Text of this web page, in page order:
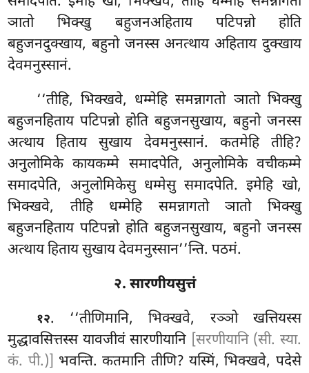
ञातो भिक्खु बहुजनअहिताय पटिपन्नो होति
बहुजनदुक्खाय, बहुनो जनस्सअनत्थाय अहिताय दुक्खाय
देवमनुस्सानं.
‘‘तीहि, भिक्खवे, धम्मेहि समन्नागतो ञातो भिक्खु
बहुजनहिताय पटिपन्नो होति बहुजनसुखाय, बहुनो जनस्स
अत्थाय हिताय सुखाय देवमनुस्सानं. कतमेहि तीहि?
अनुलोमिके कायकम्मे समादपेति, अनुलोमिके वचीकम्मे
समादपेति, अनुलोमिकेसु धम्मेसु समादपेति. इमेहि खो,
भिक्खवे, तीहि धम्मेहि समन्नागतो ञातो भिक्खु
बहुजनहिताय पटिपन्नो होति बहुजनसुखाय, बहुनो जनस्स
अत्थाय हिताय सुखाय देवमनुस्सान’’न्ति. पठमं.
२. सारणीयसुत्तं
१२. ‘‘तीणिमानि, भिक्खवे, रञ्ञो खत्तियस्स
मुद्धावसित्तस्स यावजीवं सारणीयानि [सरणीयानि (सी. स्या.
कं. पी.)] भवन्ति. कतमानि तीणि? यस्मिं, भिक्खवे, पदेसे